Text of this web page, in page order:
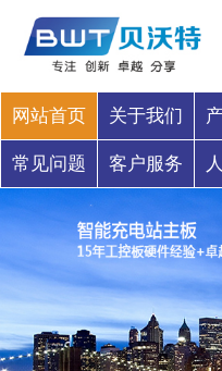
网站首页 关于我们
常见问题 客户服务